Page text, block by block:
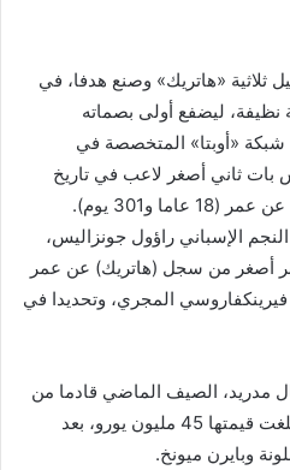
ثلاثية «هاتريك» وصنع هدفا، في
نظيفة، ليضفع أولى بصماته
شبكة «أوبتا» المتخصصة في
بات ثاني أصغر لاعب في تاريخ
و301 يوم).
الإسباني راؤول جونزاليس،
أصغر من سجل (هاتريك) عن عمر
في شباك فيرينكفاروسي المجري، وتحديدا في
مدريد، الصيف الماضي قادما من
سانتوس البرازيلي، في صفقة بلغت قيمتها 45 مليون يورو، بعد
وبايرن ميونخ.